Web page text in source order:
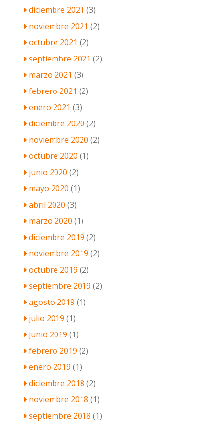
diciembre 2021 (3)
noviembre 2021 (2)
octubre 2021 (2)
septiembre 2021 (2)
marzo 2021 (3)
febrero 2021 (2)
enero 2021 (3)
diciembre 2020 (2)
noviembre 2020 (2)
octubre 2020 (1)
junio 2020 (2)
mayo 2020 (1)
abril 2020 (3)
marzo 2020 (1)
diciembre 2019 (2)
noviembre 2019 (2)
octubre 2019 (2)
septiembre 2019 (2)
agosto 2019 (1)
julio 2019 (1)
junio 2019 (1)
febrero 2019 (2)
enero 2019 (1)
diciembre 2018 (2)
noviembre 2018 (1)
septiembre 2018 (1)